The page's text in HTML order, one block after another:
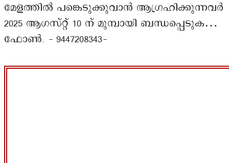
മേളത്തിൽ പങ്കെടുക്കുവാൻ ആഗ്രഹിക്കുന്നവർ
2025 ആഗസ്റ്റ് 10 ന് മുമ്പായി ബന്ധപ്പെടുക…
ഫോൺ. – 9447208343-